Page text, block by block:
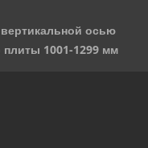
осью
1001-1299 мм